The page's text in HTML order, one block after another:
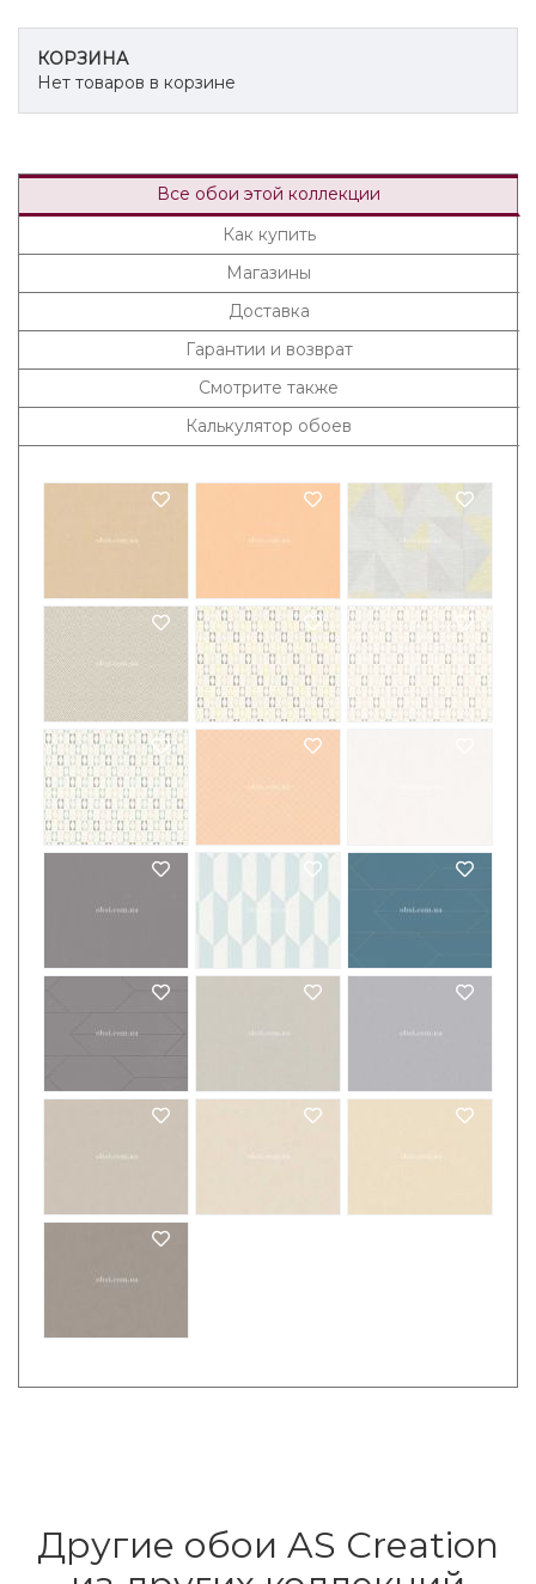
КОРЗИНА
Нет товаров в корзине
Все обои этой коллекции
Как купить
Магазины
Доставка
Гарантии и возврат
Смотрите также
Калькулятор обоев
Другие обои AS Creation